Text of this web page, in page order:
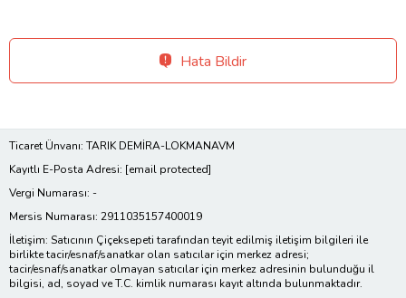
Hata Bildir
Ticaret Ünvanı: TARIK DEMİRA-LOKMANAVM
Kayıtlı E-Posta Adresi: [email protected]
Vergi Numarası: -
Mersis Numarası: 2911035157400019
İletişim: Satıcının Çiçeksepeti tarafından teyit edilmiş iletişim bilgileri ile
birlikte tacir/esnaf/sanatkar olan satıcılar için merkez adresi;
tacir/esnaf/sanatkar olmayan satıcılar için merkez adresinin bulunduğu il
bilgisi, ad, soyad ve T.C. kimlik numarası kayıt altında bulunmaktadır.